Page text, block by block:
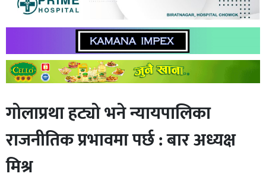
गोलाप्रथा हट्यो भने न्यायपालिका
राजनीतिक प्रभावमा पर्छ : बार अध्यक्ष
मिश्र